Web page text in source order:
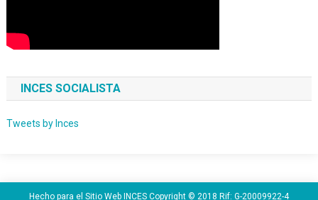
INCES SOCIALISTA
Tweets by Inces
Hecho para el Sitio Web INCES Copyright © 2018 Rif: G-20009922-4